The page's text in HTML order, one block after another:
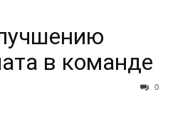
в команде
0